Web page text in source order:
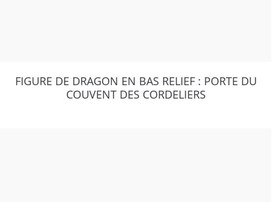
FIGURE DE DRAGON EN BAS RELIEF : PORTE DU
COUVENT DES CORDELIERS